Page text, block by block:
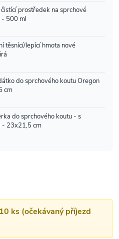
ks (očekávaný příjezd